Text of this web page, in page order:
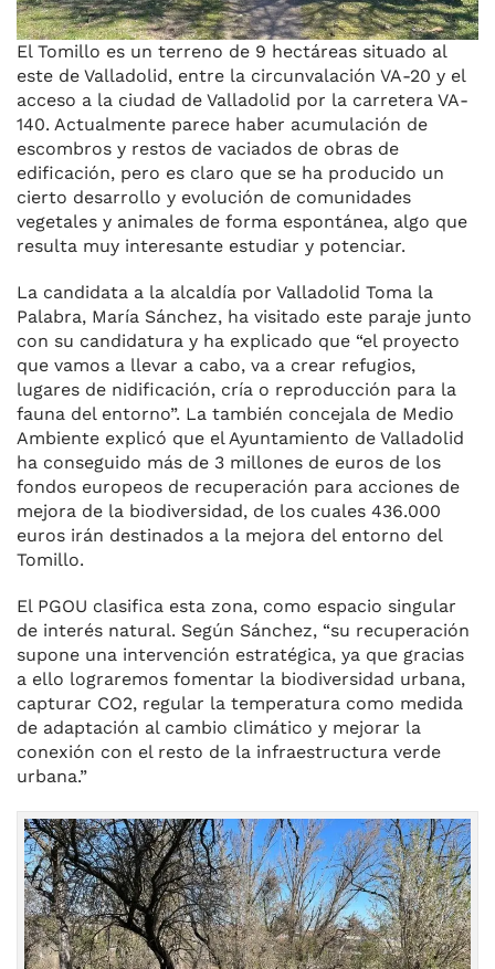
El Tomillo es un terreno de 9 hectáreas situado al
este de Valladolid, entre la circunvalación VA-20 y el
acceso a la ciudad de Valladolid por la carretera VA-
140. Actualmente parece haber acumulación de
escombros y restos de vaciados de obras de
edificación, pero es claro que se ha producido un
cierto desarrollo y evolución de comunidades
vegetales y animales de forma espontánea, algo que
resulta muy interesante estudiar y potenciar.
La candidata a la alcaldía por Valladolid Toma la
Palabra, María Sánchez, ha visitado este paraje junto
con su candidatura y ha explicado que “el proyecto
que vamos a llevar a cabo, va a crear refugios,
lugares de nidificación, cría o reproducción para la
fauna del entorno”. La también concejala de Medio
Ambiente explicó que el Ayuntamiento de Valladolid
ha conseguido más de 3 millones de euros de los
fondos europeos de recuperación para acciones de
mejora de la biodiversidad, de los cuales 436.000
euros irán destinados a la mejora del entorno del
Tomillo.
El PGOU clasifica esta zona, como espacio singular
de interés natural. Según Sánchez, “su recuperación
supone una intervención estratégica, ya que gracias
a ello lograremos fomentar la biodiversidad urbana,
capturar CO2, regular la temperatura como medida
de adaptación al cambio climático y mejorar la
conexión con el resto de la infraestructura verde
urbana.”